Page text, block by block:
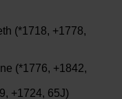
(*1718, +1778,
(*1776, +1842,
+1724, 65J)